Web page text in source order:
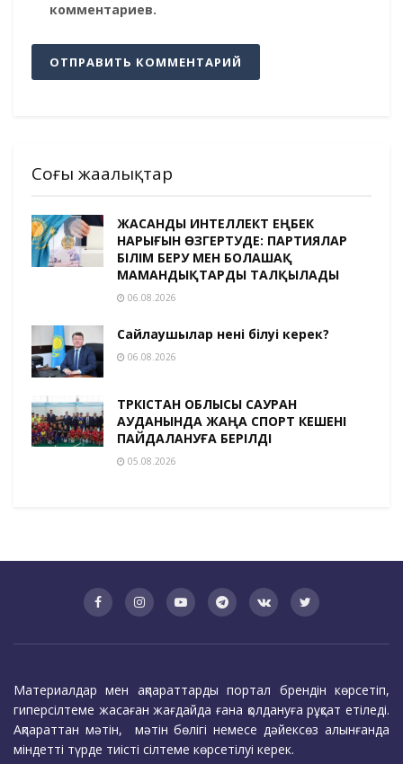
комментариев.
Соңғы жаңалықтар
ЖАСАНДЫ ИНТЕЛЛЕКТ ЕҢБЕК
НАРЫҒЫН ӨЗГЕРТУДЕ: ПАРТИЯЛАР
БІЛІМ БЕРУ МЕН БОЛАШАҚ
МАМАНДЫҚТАРДЫ ТАЛҚЫЛАДЫ
06.08.2026
Сайлаушылар нені білуі керек?
06.08.2026
ТҮРКІСТАН ОБЛЫСЫ САУРАН
АУДАНЫНДА ЖАҢА СПОРТ КЕШЕНІ
ПАЙДАЛАНУҒА БЕРІЛДІ
05.08.2026
Материалдар мен ақпараттарды портал брендін көрсетіп,
гиперсілтеме жасаған жағдайда ғана қолдануға рұқсат етіледі.
Ақпараттан мәтін, мәтін бөлігі немесе дәйексөз алынғанда
міндетті түрде тиісті сілтеме көрсетілуі керек.